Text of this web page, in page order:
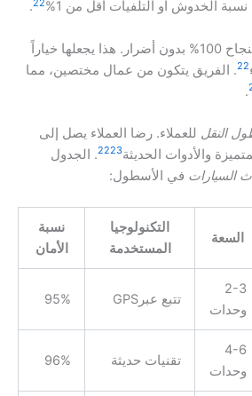
.
الشركة تضمن خدماتها بنجاح 100% بدون أضرار. هذا يجعلها خياراً
22. الفريق يتكون من عمال مختصين، مما
.
النقل للعملاء. رضا العملاء يصل إلى
2223
. الجدول
السيارات في الأسطول:
السعة
التكنولوجيا
المستخدمة
نسبة
الأمان
2-3
وحدات
تتبع عبرGPS 95%
4-6
وحدات
تقنيات حديثة 96%